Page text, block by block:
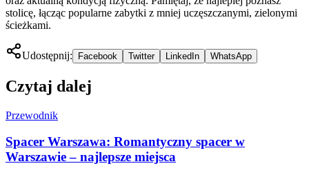
stolicę, łącząc popularne zabytki z mniej uczęszczanymi, zielonymi
ścieżkami.
Udostępnij: Facebook Twitter LinkedIn WhatsApp
Czytaj dalej
Przewodnik
Spacer Warszawa: Romantyczny spacer w
Warszawie – najlepsze miejsca